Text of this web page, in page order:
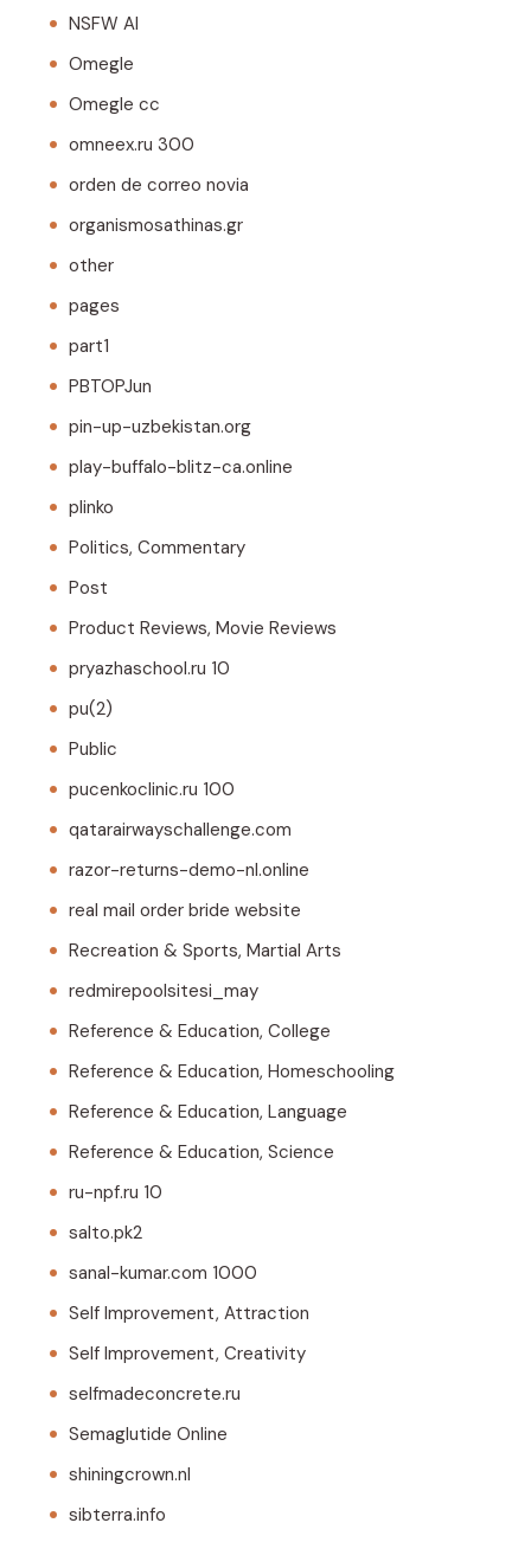
NSFW AI
Omegle
Omegle cc
omneex.ru 300
orden de correo novia
organismosathinas.gr
other
pages
part1
PBTOPJun
pin-up-uzbekistan.org
play-buffalo-blitz-ca.online
plinko
Politics, Commentary
Post
Product Reviews, Movie Reviews
pryazhaschool.ru 10
pu(2)
Public
pucenkoclinic.ru 100
qatarairwayschallenge.com
razor-returns-demo-nl.online
real mail order bride website
Recreation & Sports, Martial Arts
redmirepoolsitesi_may
Reference & Education, College
Reference & Education, Homeschooling
Reference & Education, Language
Reference & Education, Science
ru-npf.ru 10
salto.pk2
sanal-kumar.com 1000
Self Improvement, Attraction
Self Improvement, Creativity
selfmadeconcrete.ru
Semaglutide Online
shiningcrown.nl
sibterra.info